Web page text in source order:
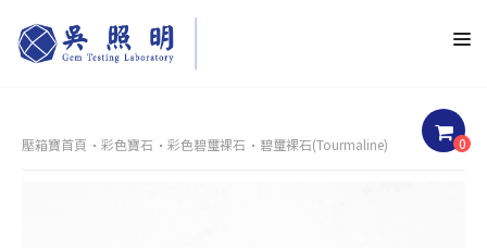
0
壓箱寶首頁 彩色寶石 彩色碧璽裸石 碧璽裸石(Tourmaline)